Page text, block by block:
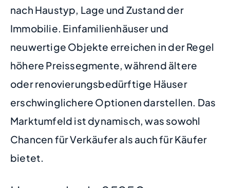
nach Haustyp, Lage und Zustand der
Immobilie. Einfamilienhäuser und
neuwertige Objekte erreichen in der Regel
höhere Preissegmente, während ältere
oder renovierungsbedürftige Häuser
erschwinglichere Optionen darstellen. Das
Marktumfeld ist dynamisch, was sowohl
Chancen für Verkäufer als auch für Käufer
bietet.